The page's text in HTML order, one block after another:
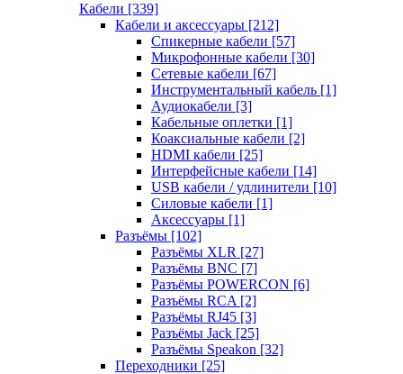
Кабели [339]
Кабели и аксессуары [212]
Спикерные кабели [57]
Микрофонные кабели [30]
Сетевые кабели [67]
Инструментальный кабель [1]
Аудиокабели [3]
Кабельные оплетки [1]
Коаксиальные кабели [2]
HDMI кабели [25]
Интерфейсные кабели [14]
USB кабели / удлинители [10]
Силовые кабели [1]
Аксессуары [1]
Разъёмы [102]
Разъёмы XLR [27]
Разъёмы BNC [7]
Разъёмы POWERCON [6]
Разъёмы RCA [2]
Разъёмы RJ45 [3]
Разъёмы Jack [25]
Разъёмы Speakon [32]
Переходники [25]